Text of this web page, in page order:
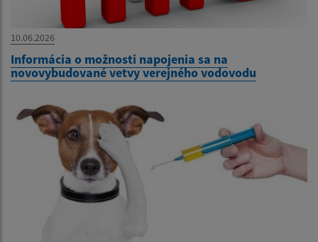
10.06.2026
Informácia o možnosti napojenia sa na
novovybudované vetvy verejného vodovodu